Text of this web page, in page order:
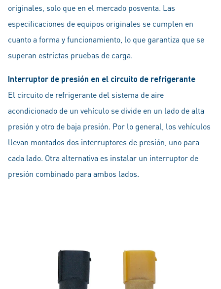
originales, solo que en el mercado posventa. Las
especificaciones de equipos originales se cumplen en
cuanto a forma y funcionamiento, lo que garantiza que se
superan estrictas pruebas de carga.
Interruptor de presión en el circuito de refrigerante
El circuito de refrigerante del sistema de aire
acondicionado de un vehículo se divide en un lado de alta
presión y otro de baja presión. Por lo general, los vehículos
llevan montados dos interruptores de presión, uno para
cada lado. Otra alternativa es instalar un interruptor de
presión combinado para ambos lados.